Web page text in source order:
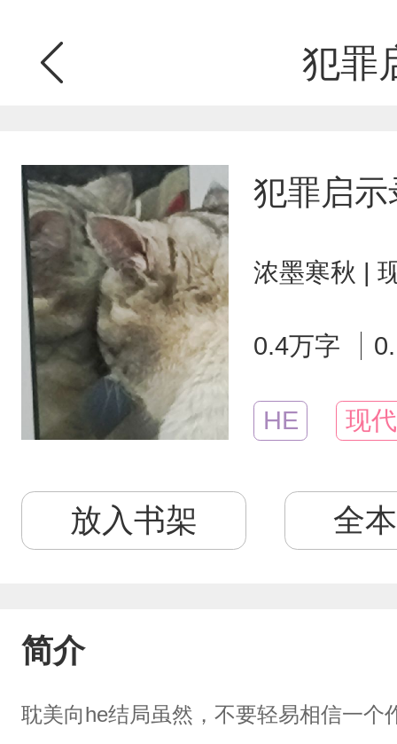
犯罪
犯罪启示
浓墨寒秋 |
0.4万字
HE 现代
放入书架 全
简介
耽美向he结局虽然，不要轻易相信